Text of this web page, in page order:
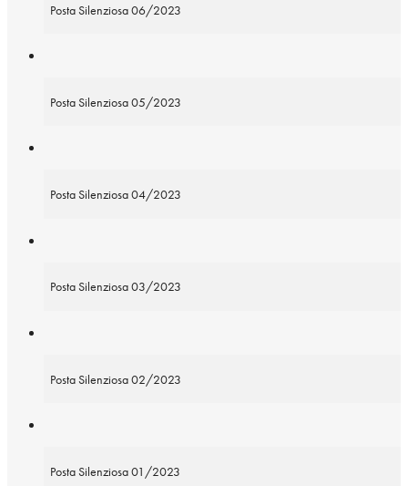
Posta Silenziosa 06/2023
Posta Silenziosa 05/2023
Posta Silenziosa 04/2023
Posta Silenziosa 03/2023
Posta Silenziosa 02/2023
Posta Silenziosa 01/2023